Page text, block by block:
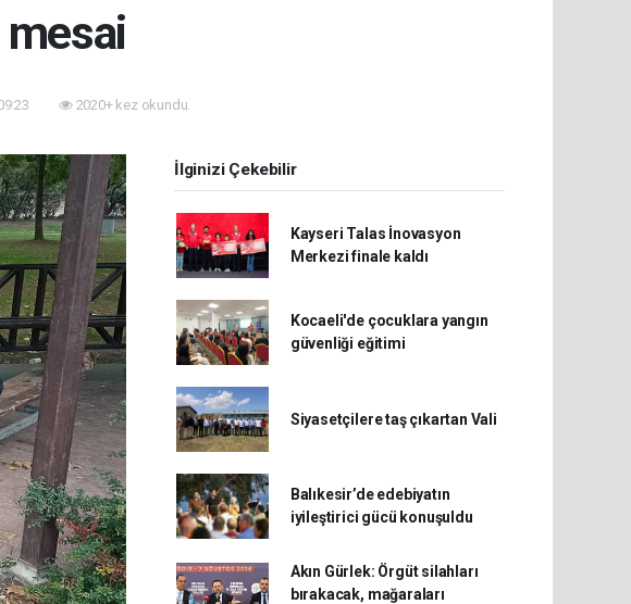
2020+ kez okundu.
İlginizi Çekebilir
Kayseri Talas İnovasyon
Merkezi finale kaldı
Kocaeli'de çocuklara yangın
güvenliği eğitimi
Siyasetçilere taş çıkartan Vali
Balıkesir’de edebiyatın
iyileştirici gücü konuşuldu
Akın Gürlek: Örgüt silahları
bırakacak, mağaraları